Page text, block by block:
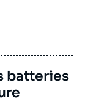
batteries